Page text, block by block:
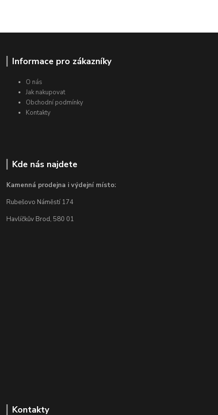
Informace pro zákazníky
O nás
Jak nakupovat
Obchodní podmínky
Kontakty
Kde nás najdete
Kamenná prodejna i výdejní místo:
Rubešovo Náměstí 174
Havlíčkův Brod, 580 01
Kontakty